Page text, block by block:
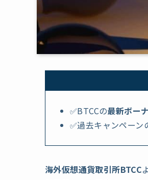
✅BTCCの最新ボー
✅過去キャンペーン
海外仮想通貨取引所BTCC